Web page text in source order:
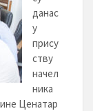
данас
у
прису
ству
начел
ника
Ценатар